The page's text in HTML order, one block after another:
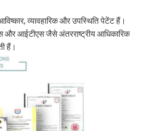
व्यावहारिक और उपस्थिति पेटेंट हैं।
और आईटीएस जैसे अंतरराष्ट्रीय आधिकारिक
हैं।